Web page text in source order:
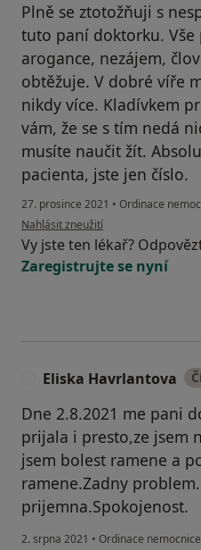
Plně se ztotožňuji s
tuto paní doktorku. Vše
arogance, nezájem,
obtěžuje. V dobré víře
nikdy více. Kladívkem
vám, že se s tím nedá
musíte naučit žít.
pacienta, jste jen číslo.
27. prosince 2021 • Ordinace
podle názoru uživatele I. P. pacient
Nahlásit zneužití
Vy jste ten lékař?
Zaregistrujte se nyní
Eliska Havrlantova
Dne 2.8.2021 me pani
prijala i presto,ze jsem
jsem bolest ramene a
ramene.Zadny
prijemna.Spokojenost.
2. srpna 2021 • Ordinace